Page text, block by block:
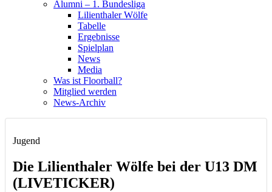
Alumni – 1. Bundesliga
Lilienthaler Wölfe
Tabelle
Ergebnisse
Spielplan
News
Media
Was ist Floorball?
Mitglied werden
News-Archiv
Jugend
Die Lilienthaler Wölfe bei der U13 DM
(LIVETICKER)